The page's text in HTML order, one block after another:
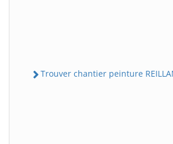
Trouver chantier peinture